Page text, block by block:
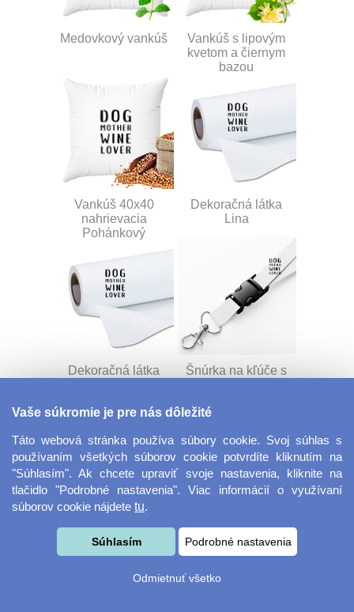
Medovkový vankúš
Vankúš s lipovým
kvetom a čiernym
bazou
Vankúš 40x40
nahrievacia
Pohánkový
Dekoračná látka
Lina
Dekoračná látka
Šnúrka na kľúče s
Velkoformátová
Desiatový box
Vaše súkromie je pre nás dôležité
Táto webová stránka používa súbory cookie. Svoj súhlas s
používaním všetkých súborov cookie potvrdíte kliknutím na
"Súhlasím". Ak chcete upraviť svoje nastavenia, kliknite na
tlačidlo "Podrobné nastavenia". Viac informácií o využívaní
súborov cookie nájdete tu.
Súhlasím Podrobné nastavenia
Odmietnuť všetko